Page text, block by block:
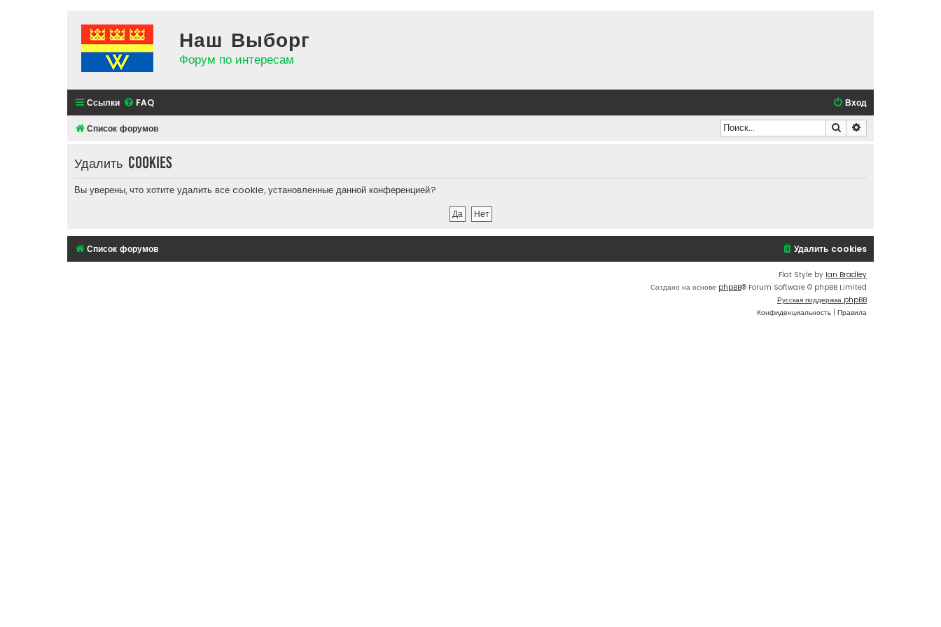
Наш Выборг
Форум по интересам
Ссылки FAQ Вход
Список форумов Поиск
Удалить cookies
Вы уверены, что хотите удалить все cookie, установленные данной конференцией?
Список форумов Удалить cookies
Flat Style by Ian Bradley
Создано на основе phpBB® Forum Software © phpBB Limited
Русская поддержка phpBB
Конфиденциальность | Правила